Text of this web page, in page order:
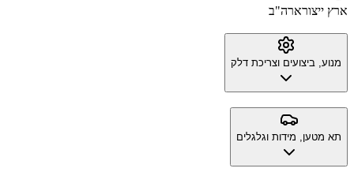
ארץ ייצורארה"ב
מנוע, ביצועים וצריכת דלק
תא מטען, מידות וגלגלים